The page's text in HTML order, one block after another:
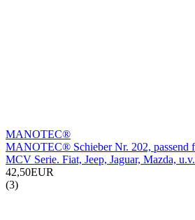
MANOTEC®
MANOTEC® Schieber Nr. 202, passend
MCV Serie. Fiat, Jeep, Jaguar, Mazda,
42,50EUR
(3)